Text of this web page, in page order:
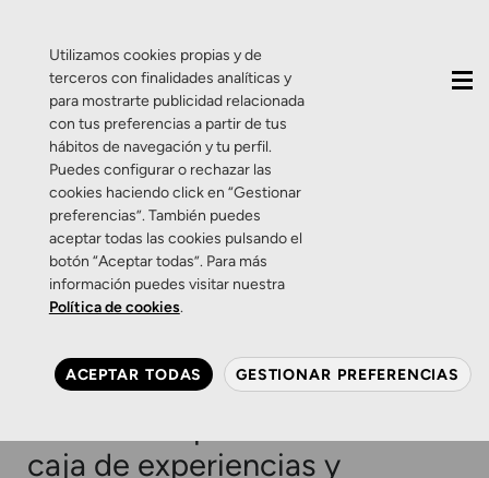
Etiqueta:redes
sociales
Eventos Sorteo Web
¡Tenemos NUEVA WEB y lo
celebramos con un
caja de experiencias y
Utilizamos cookies propias y de
terceros con finalidades analíticas y
para mostrarte publicidad relacionada
con tus preferencias a partir de tus
hábitos de navegación y tu perfil.
Puedes configurar o rechazar las
cookies haciendo click en “Gestionar
preferencias”. También puedes
aceptar todas las cookies pulsando el
botón “Aceptar todas”. Para más
información puedes visitar nuestra
Política de cookies.
ACEPTAR TODAS GESTIONAR PREFERENCIAS